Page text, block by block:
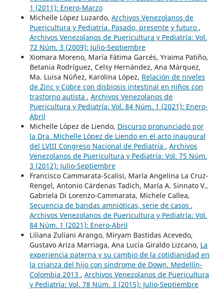
1 (2011): Enero-Marzo
Michelle López Luzardo, Archivos Venezolanos de
Puericultura y Pediatría. Pasado, presente y futuro ,
Archivos Venezolanos de Puericultura y Pediatría: Vol.
72 Núm. 3 (2009): Julio-Septiembre
Xiomara Moreno, María Fátima Garcés, Yraima Patiño,
Betania Rodríguez, Celsy Hernández, Ana Márquez,
Ma. Luisa Núñez, Karolina López, Relación de niveles
de Zinc y Cobre con disbiosis intestinal en niños con
trastorno autista , Archivos Venezolanos de
Puericultura y Pediatría: Vol. 84 Núm. 1 (2021): Enero-
Abril
Michelle López de Liendo, Discurso pronunciado por
la Dra. Michelle López de Liendo en el acto inaugural
del LVIII Congreso Nacional de Pediatría , Archivos
Venezolanos de Puericultura y Pediatría: Vol. 75 Núm.
3 (2012): Julio-Septiembre
Francisco Cammarata-Scalisi, María Angelina La Cruz-
Rengel, Antonio Cárdenas Tadich, María A. Sinnato V.,
Gabriela Di Lorenzo-Cammarata, Michele Callea,
Secuencia de bandas amnióticas, serie de casos ,
Archivos Venezolanos de Puericultura y Pediatría: Vol.
84 Núm. 1 (2021): Enero-Abril
Liliana Zuliani Arango, Miryam Bastidas Acevedo,
Gustavo Ariza Marriaga, Ana Lucía Giraldo Lizcano, La
experiencia paterna y su cambio de la cotidianidad en
la crianza del hijo con síndrome de Down. Medellín-
Colombia 2013 , Archivos Venezolanos de Puericultura
y Pediatría: Vol. 78 Núm. 3 (2015): Julio-Septiembre